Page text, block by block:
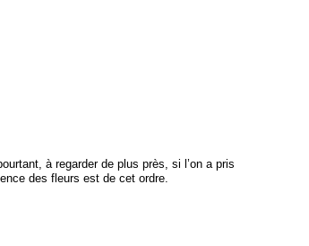
à regarder de plus près, si l’on a pris
des fleurs est de cet ordre.